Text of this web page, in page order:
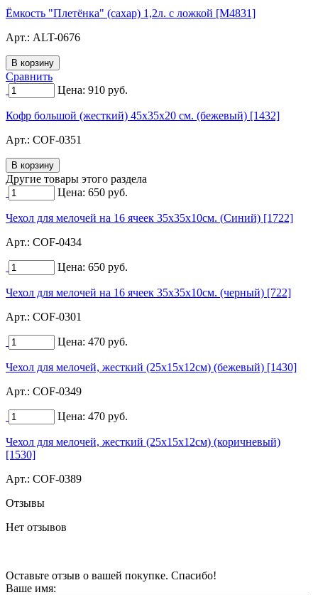
Ёмкость "Плетёнка" (сахар) 1,2л. с ложкой [M4831]
Арт.: ALT-0676
Сравнить
Цена: 910 руб.
Кофр большой (жесткий) 45х35х20 см. (бежевый) [1432]
Арт.: COF-0351
Другие товары этого раздела
Цена: 650 руб.
Чехол для мелочей на 16 ячеек 35х35х10см. (Синий) [1722]
Арт.: COF-0434
Цена: 650 руб.
Чехол для мелочей на 16 ячеек 35х35х10см. (черный) [722]
Арт.: COF-0301
Цена: 470 руб.
Чехол для мелочей, жесткий (25х15х12см) (бежевый) [1430]
Арт.: COF-0349
Цена: 470 руб.
Чехол для мелочей, жесткий (25х15х12см) (коричневый)
[1530]
Арт.: COF-0389
Отзывы
Нет отзывов
Оставьте отзыв о вашей покупке. Спасибо!
Ваше имя: